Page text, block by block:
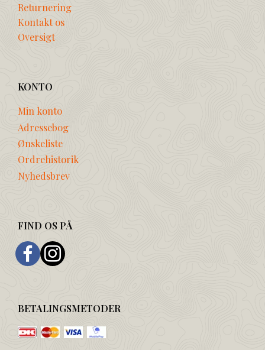
Returnering
Kontakt os
Oversigt
KONTO
Min konto
Adressebog
Ønskeliste
Ordrehistorik
Nyhedsbrev
FIND OS PÅ
BETALINGSMETODER